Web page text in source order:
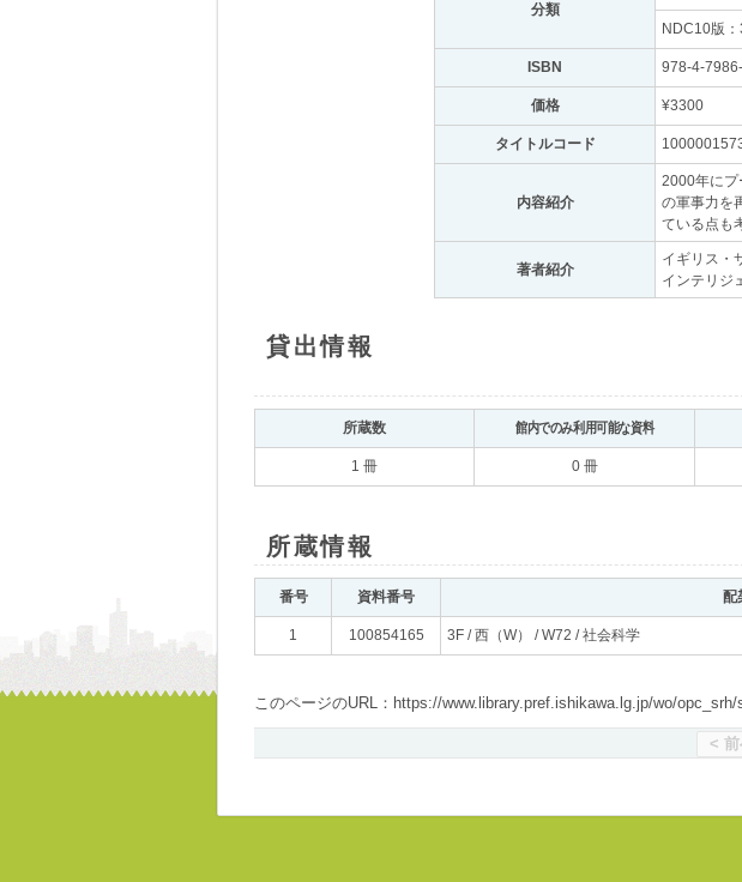
分類
NDC10版
ISBN 978-4-
価格 ¥3300
タイトルコード
内容紹介
2000年にプ
の軍事力を
ている点も
著者紹介
イギリス・
インテリジ
貸出情報
所蔵数 館内でのみ利用可能な資料
1 冊 0 冊
所蔵情報
番号 資料番号 配
1 100854165 3F / 西（W） / W72 / 社会科学
このページのURL：https://www.library.pref.ishikawa.lg.jp/wo/
<